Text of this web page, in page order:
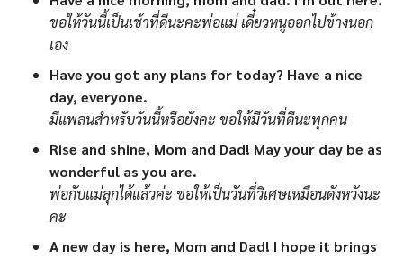
ขอให้วันนี้เป็นเช้าที่ดีนะคะพ่อแม่ เดี๋ยวหนูออกไปข้างนอก
เอง
Have you got any plans for today? Have a nice
day, everyone.
มีแพลนสำหรับวันนี้หรือยังคะ ขอให้มีวันที่ดีนะทุกคน
Rise and shine, Mom and Dad! May your day be as
wonderful as you are.
พ่อกับแม่ลุกได้แล้วค่ะ ขอให้เป็นวันที่วิเศษเหมือนดังหวังนะ
คะ
A new day is here, Mom and Dad! I hope it brings